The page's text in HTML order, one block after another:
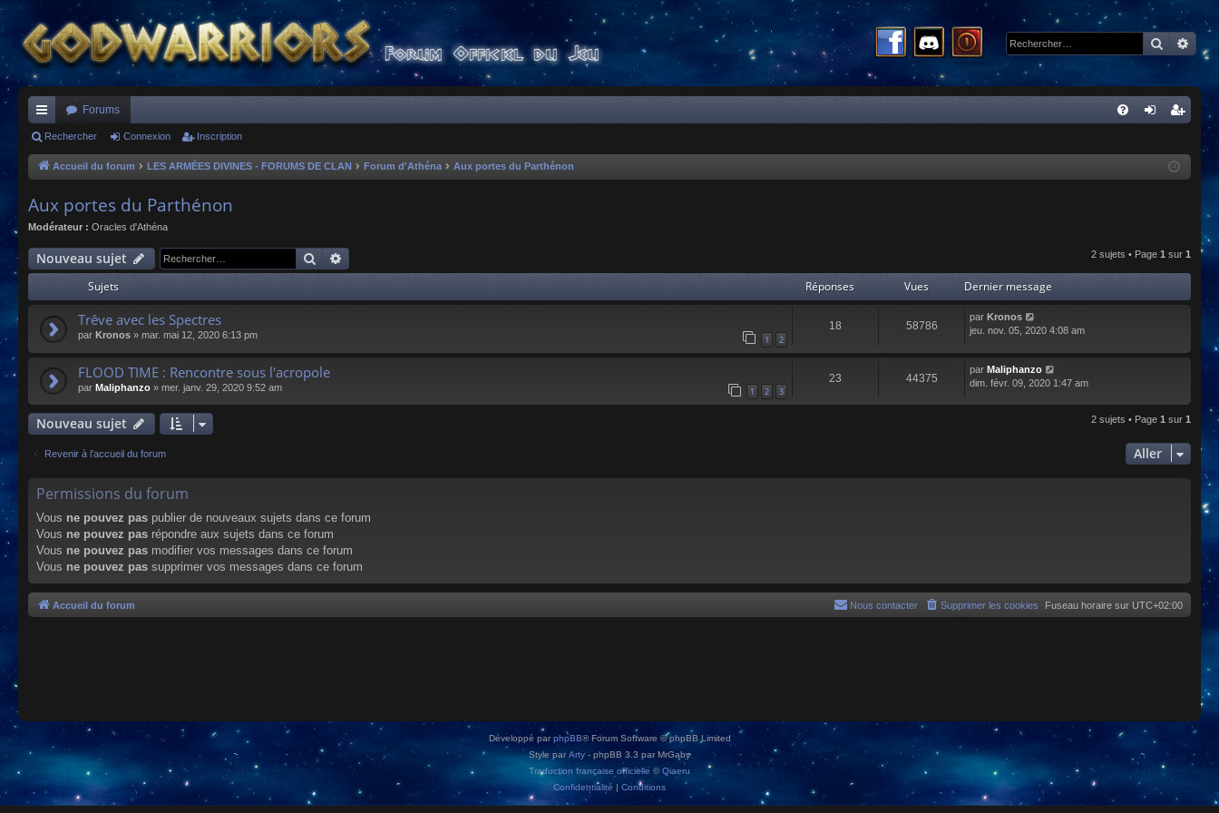
ac
co
s
Forums
cri
Rechercher Connexion Inscription
Accueil du forum LES ARMÉES DIVINES - FORUMS DE CLAN Forum d'Athéna Aux portes du Parthénon
Aux portes du Parthénon
Modérateur : Oracles d'Athéna
Nouveau sujet Rechercher 2 sujets • Page 1 sur 1
Sujets Réponses Vues Dernier message
Trêve avec les Spectres
par Kronos » mar. mai 12, 2020 6:13 pm 1 2
18 58786
par Kronos
jeu. nov. 05, 2020 4:08 am
FLOOD TIME : Rencontre sous l'acropole
par Maliphanzo » mer. janv. 29, 2020 9:52 am 1 2 3
23 44375
par Maliphanzo
dim. févr. 09, 2020 1:47 am
Nouveau sujet 2 sujets • Page 1 sur 1
Revenir à l’accueil du forum Aller
Permissions du forum
Vous ne pouvez pas publier de nouveaux sujets dans ce forum
Vous ne pouvez pas répondre aux sujets dans ce forum
Vous ne pouvez pas modifier vos messages dans ce forum
Vous ne pouvez pas supprimer vos messages dans ce forum
Accueil du forum Fuseau horaire sur UTC+02:00
Supprimer les cookies
Nous contacter
Développé parphpBB® Forum Software © phpBB Limited
Style par Arty - phpBB 3.3 par MrGaby
Traduction française officielle ©Qiaeru
Confidentialité | Conditions